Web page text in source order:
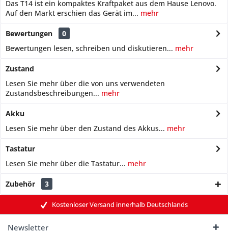
Das T14 ist ein kompaktes Kraftpaket aus dem Hause Lenovo.
Auf den Markt erschien das Gerät im... mehr
Bewertungen
0
Bewertungen lesen, schreiben und diskutieren... mehr
Zustand
Lesen Sie mehr über die von uns verwendeten
Zustandsbeschreibungen... mehr
Akku
Lesen Sie mehr über den Zustand des Akkus... mehr
Tastatur
Lesen Sie mehr über die Tastatur... mehr
Zubehör 3
Kostenloser Versand innerhalb Deutschlands
Newsletter